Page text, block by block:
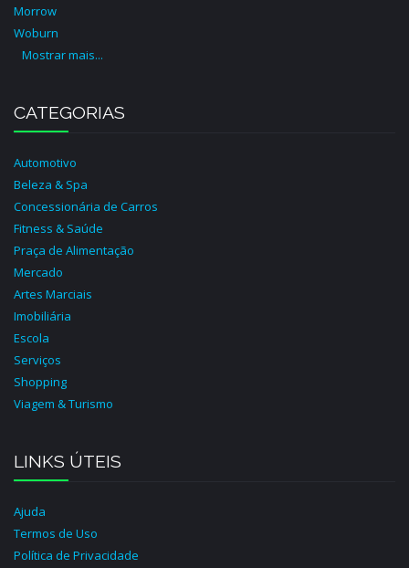
Morrow
Woburn
Mostrar mais...
CATEGORIAS
Automotivo
Beleza & Spa
Concessionária de Carros
Fitness & Saúde
Praça de Alimentação
Mercado
Artes Marciais
Imobiliária
Escola
Serviços
Shopping
Viagem & Turismo
LINKS ÚTEIS
Ajuda
Termos de Uso
Política de Privacidade